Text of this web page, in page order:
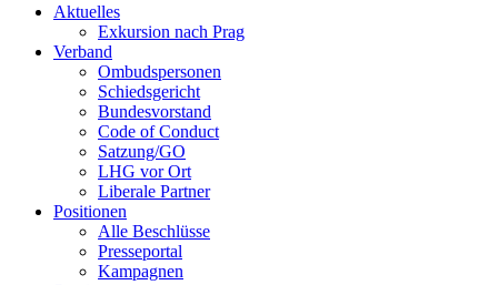
Aktuelles
Exkursion nach Prag
Verband
Ombudspersonen
Schiedsgericht
Bundesvorstand
Code of Conduct
Satzung/GO
LHG vor Ort
Liberale Partner
Positionen
Alle Beschlüsse
Presseportal
Kampagnen